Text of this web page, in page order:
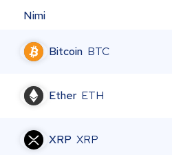
Nimi
Bitcoin BTC
Ether ETH
XRP XRP